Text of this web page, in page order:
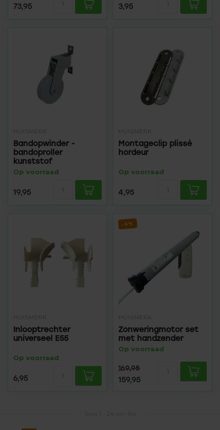
73,95 3,95
HUISMERK
Bandopwinder -
bandoproller
kunststof
Op voorraad
19,95
HUISMERK
Montageclip plissé
hordeur
Op voorraad
4,95
HUISMERK
Inlooptrechter
universeel E55
Op voorraad
6,95
-6%
HUISMERK
Zonweringmotor set
met handzender
Op voorraad
169,95
159,95
1 24 van 164